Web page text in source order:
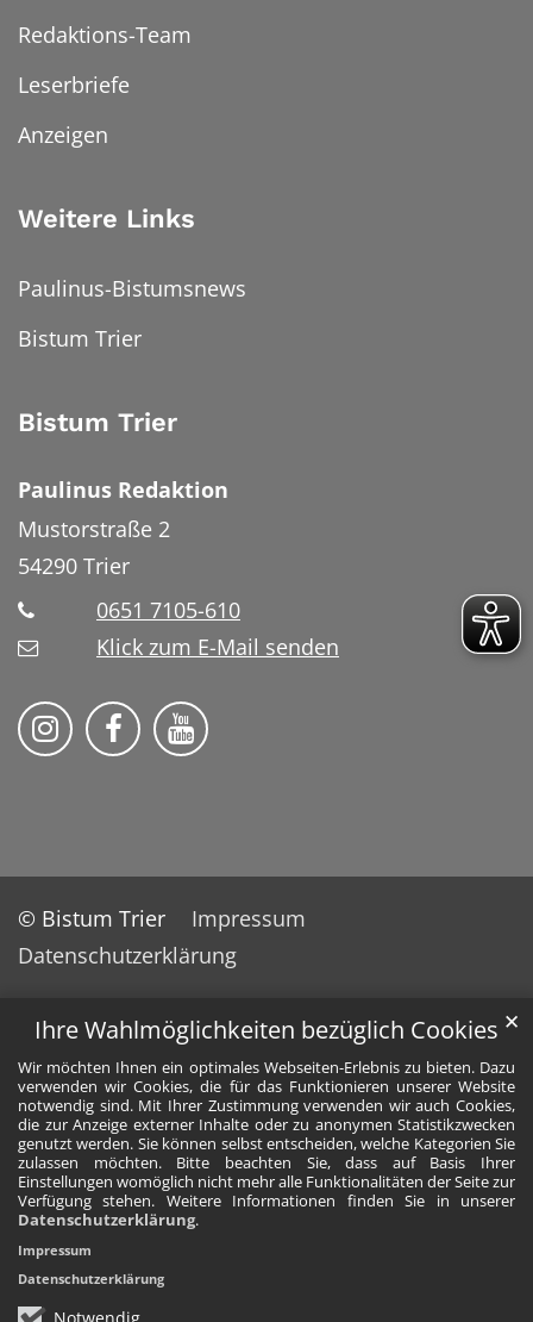
Ihre Wahlmöglichkeiten bezüglich Cookies
Wir möchten Ihnen ein optimales Webseiten-Erlebnis zu bieten. Dazu
verwenden wir Cookies, die für das Funktionieren unserer Website
notwendig sind. Mit Ihrer Zustimmung verwenden wir auch Cookies,
die zur Anzeige externer Inhalte oder zu anonymen Statistikzwecken
genutzt werden. Sie können selbst entscheiden, welche Kategorien Sie
zulassen möchten. Bitte beachten Sie, dass auf Basis Ihrer
Einstellungen womöglich nicht mehr alle Funktionalitäten der Seite zur
Verfügung stehen. Weitere Informationen finden Sie in unserer
Datenschutzerklärung.
Notwendig
✕
Impressum
Datenschutzerklärung
Redaktions-Team
Leserbriefe
Anzeigen
Weitere Links
Paulinus-Bistumsnews
Bistum Trier
Bistum Trier
Paulinus Redaktion
Mustorstraße 2
54290 Trier
0651 7105-610
Klick zum E-Mail senden
Bistum Trier auf Instragram
Bistum Trier auf Facebook
Bistum Trier auf YouTube
© Bistum Trier
Impressum
Datenschutzerklärung